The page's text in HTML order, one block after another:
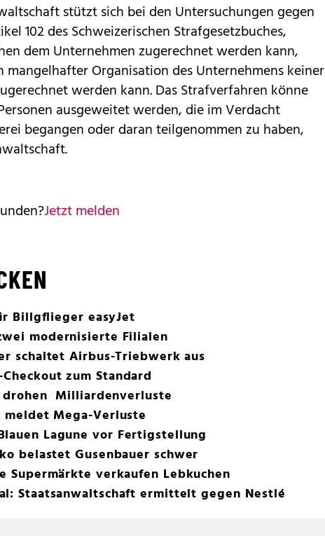
stützt sich bei den Untersuchungen gegen
102 des Schweizerischen Strafgesetzbuches,
dem Unternehmen zugerechnet werden kann,
mangelhafter Organisation des Unternehmens keiner
werden kann. Das Strafverfahren könne
ausgeweitet werden, die im Verdacht
begangen oder daran teilgenommen zu haben,
Jetzt melden
Billgflieger easyJet
modernisierte Filialen
schaltet Airbus-Triebwerk aus
zum Standard
Milliardenverluste
Mega-Verluste
Lagune vor Fertigstellung
belastet Gusenbauer schwer
Supermärkte verkaufen Lebkuchen
Staatsanwaltschaft ermittelt gegen Nestlé